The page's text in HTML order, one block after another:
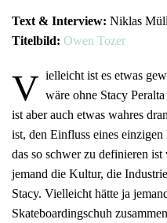
Text & Interview: Niklas
Titelbild: Owen Tozer
V ielleicht ist es etwas
wäre ohne Stacy
ist aber auch etwas wahres
ist, den Einfluss eines einzigen
das so schwer zu definieren
jemand die Kultur, die
Stacy. Vielleicht hätte ja
Skateboardingschuh